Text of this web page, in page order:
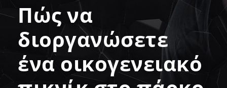
Πώς να
διοργανώσετε
ένα οικογενειακό